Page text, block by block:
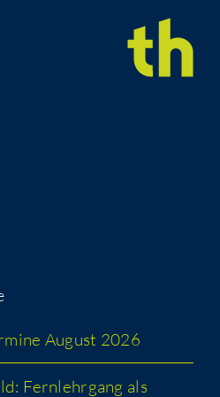
August 2026
Fern­lehr­gang als